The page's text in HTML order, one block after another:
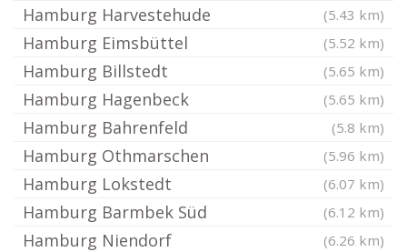
Hamburg Harvestehude (5.43 km)
Hamburg Eimsbüttel (5.52 km)
Hamburg Billstedt (5.65 km)
Hamburg Hagenbeck (5.65 km)
Hamburg Bahrenfeld (5.8 km)
Hamburg Othmarschen (5.96 km)
Hamburg Lokstedt (6.07 km)
Hamburg Barmbek Süd (6.12 km)
Hamburg Niendorf (6.26 km)